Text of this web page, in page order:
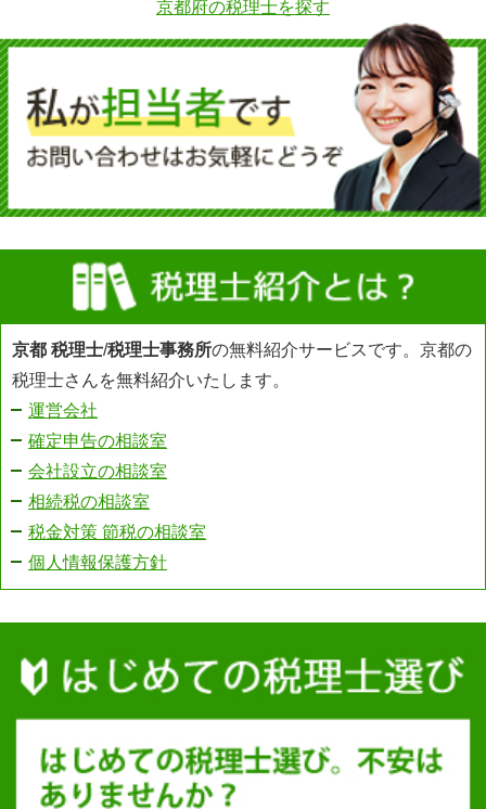
京都府の税理士を探す
京都 税理士/税理士事務所の無料紹介サービスです。京都の
税理士さんを無料紹介いたします。
運営会社
確定申告の相談室
会社設立の相談室
相続税の相談室
税金対策 節税の相談室
個人情報保護方針